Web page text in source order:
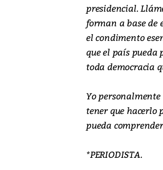
presidencial.
forman a base de
el condimento
que el país pueda
toda democracia
Yo
tener que hacerlo
pueda
*PERIODISTA.